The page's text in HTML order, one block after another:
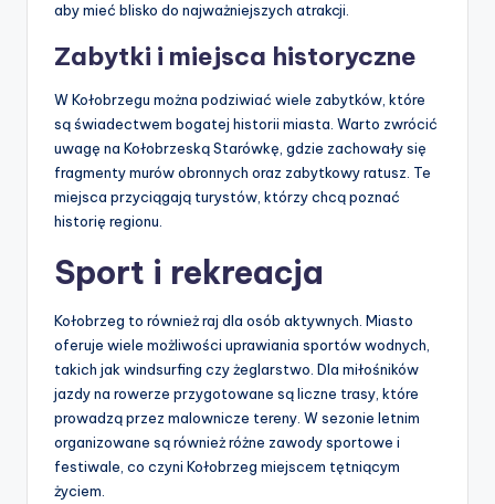
aby mieć blisko do najważniejszych atrakcji.
Zabytki i miejsca historyczne
W Kołobrzegu można podziwiać wiele zabytków, które
są świadectwem bogatej historii miasta. Warto zwrócić
uwagę na Kołobrzeską Starówkę, gdzie zachowały się
fragmenty murów obronnych oraz zabytkowy ratusz. Te
miejsca przyciągają turystów, którzy chcą poznać
historię regionu.
Sport i rekreacja
Kołobrzeg to również raj dla osób aktywnych. Miasto
oferuje wiele możliwości uprawiania sportów wodnych,
takich jak windsurfing czy żeglarstwo. Dla miłośników
jazdy na rowerze przygotowane są liczne trasy, które
prowadzą przez malownicze tereny. W sezonie letnim
organizowane są również różne zawody sportowe i
festiwale, co czyni Kołobrzeg miejscem tętniącym
życiem.